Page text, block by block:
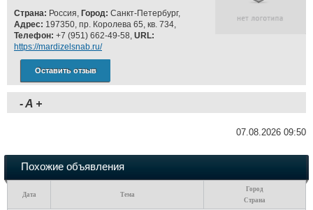
Страна: Россия, Город: Санкт-Петербург,
Адрес: 197350, пр. Королева 65, кв. 734,
Телефон: +7 (951) 662-49-58, URL:
https://mardizelsnab.ru/
Оставить отзыв
-A +
07.08.2026 09:50
Похожие объявления
Дата Тема
Город
Страна